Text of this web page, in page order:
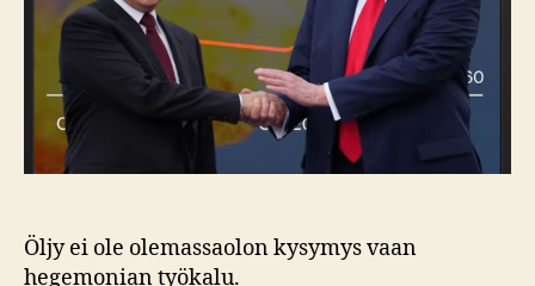
Öljy ei ole olemassaolon kysymys vaan
hegemonian työkalu.